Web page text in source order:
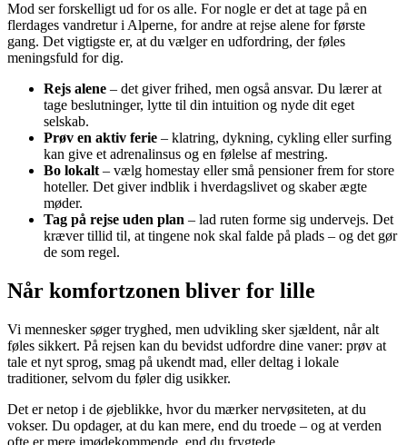
Mod ser forskelligt ud for os alle. For nogle er det at tage på en
flerdages vandretur i Alperne, for andre at rejse alene for første
gang. Det vigtigste er, at du vælger en udfordring, der føles
meningsfuld for dig.
Rejs alene – det giver frihed, men også ansvar. Du lærer at
tage beslutninger, lytte til din intuition og nyde dit eget
selskab.
Prøv en aktiv ferie – klatring, dykning, cykling eller surfing
kan give et adrenalinsus og en følelse af mestring.
Bo lokalt – vælg homestay eller små pensioner frem for store
hoteller. Det giver indblik i hverdagslivet og skaber ægte
møder.
Tag på rejse uden plan – lad ruten forme sig undervejs. Det
kræver tillid til, at tingene nok skal falde på plads – og det gør
de som regel.
Når komfortzonen bliver for lille
Vi mennesker søger tryghed, men udvikling sker sjældent, når alt
føles sikkert. På rejsen kan du bevidst udfordre dine vaner: prøv at
tale et nyt sprog, smag på ukendt mad, eller deltag i lokale
traditioner, selvom du føler dig usikker.
Det er netop i de øjeblikke, hvor du mærker nervøsiteten, at du
vokser. Du opdager, at du kan mere, end du troede – og at verden
ofte er mere imødekommende, end du frygtede.